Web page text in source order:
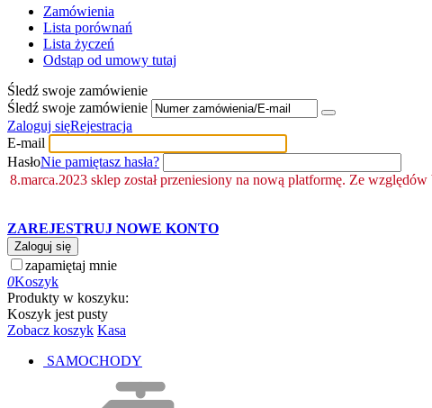
Zamówienia
Lista porównań
Lista życzeń
Odstąp od umowy tutaj
Śledź swoje zamówienie
Śledź swoje zamówienie
Zaloguj sięRejestracja
E-mail
HasłoNie pamiętasz hasła?
8.marca.2023 sklep został przeniesiony na nową platformę. Ze
ZAREJESTRUJ NOWE KONTO
Zaloguj się
zapamiętaj mnie
0Koszyk
Produkty w koszyku:
Koszyk jest pusty
Zobacz koszyk Kasa
SAMOCHODY